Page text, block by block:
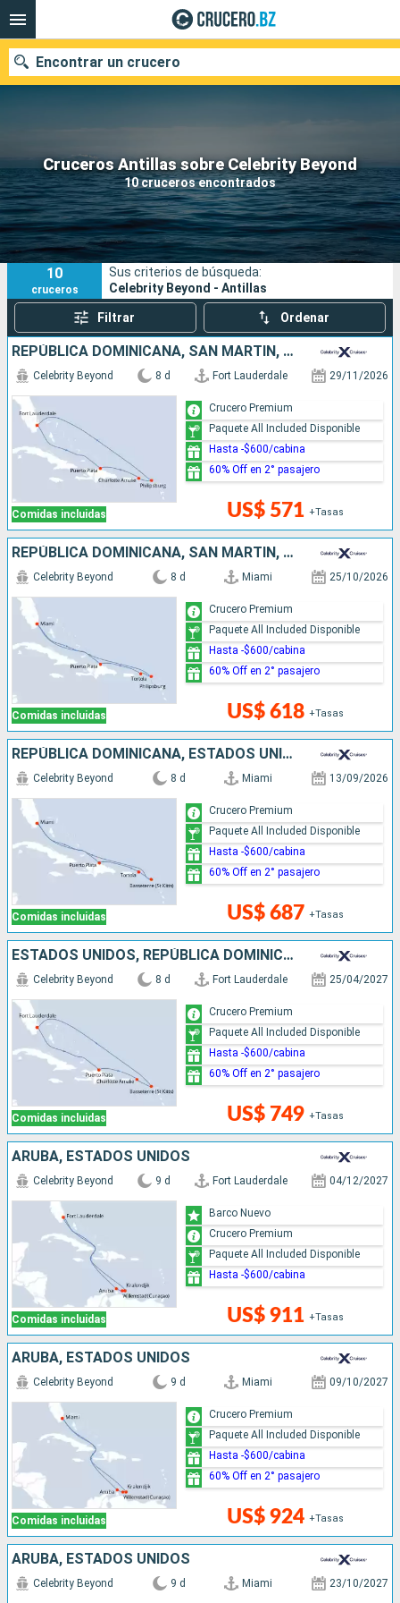
Cruceros Antillas sobre Celebrity Beyond
10 cruceros encontrados
Encontrar un crucero
Nuestros destinos
Fecha de salida
Puertos Compañías
Buscar
10
cruceros
Sus criterios de búsqueda:
Celebrity Beyond - Antillas
Filtrar Ordenar
REPÚBLICA DOMINICANA, SAN MARTÍN, ESTADOS UNIDOS
Comidas incluidas
Celebrity Beyond 8 d Fort Lauderdale 29/11/2026
US$ 571 +Tasas
Crucero Premium
Paquete All Included Disponible
Hasta -$600/cabina
60% Off en 2° pasajero
REPÚBLICA DOMINICANA, SAN MARTÍN, ESTADOS UNIDOS
Comidas incluidas
Celebrity Beyond 8 d Miami 25/10/2026
US$ 618 +Tasas
Crucero Premium
Paquete All Included Disponible
Hasta -$600/cabina
60% Off en 2° pasajero
REPÚBLICA DOMINICANA, ESTADOS UNIDOS
Comidas incluidas
Celebrity Beyond 8 d Miami 13/09/2026
US$ 687 +Tasas
Crucero Premium
Paquete All Included Disponible
Hasta -$600/cabina
60% Off en 2° pasajero
ESTADOS UNIDOS, REPÚBLICA DOMINICANA
Comidas incluidas
Celebrity Beyond 8 d Fort Lauderdale 25/04/2027
US$ 749 +Tasas
Crucero Premium
Paquete All Included Disponible
Hasta -$600/cabina
60% Off en 2° pasajero
ARUBA, ESTADOS UNIDOS
Comidas incluidas
Celebrity Beyond 9 d Fort Lauderdale 04/12/2027
US$ 911 +Tasas
Barco Nuevo
Crucero Premium
Paquete All Included Disponible
Hasta -$600/cabina
ARUBA, ESTADOS UNIDOS
Comidas incluidas
Celebrity Beyond 9 d Miami 09/10/2027
US$ 924 +Tasas
Crucero Premium
Paquete All Included Disponible
Hasta -$600/cabina
60% Off en 2° pasajero
ARUBA, ESTADOS UNIDOS
Celebrity Beyond 9 d Miami 23/10/2027